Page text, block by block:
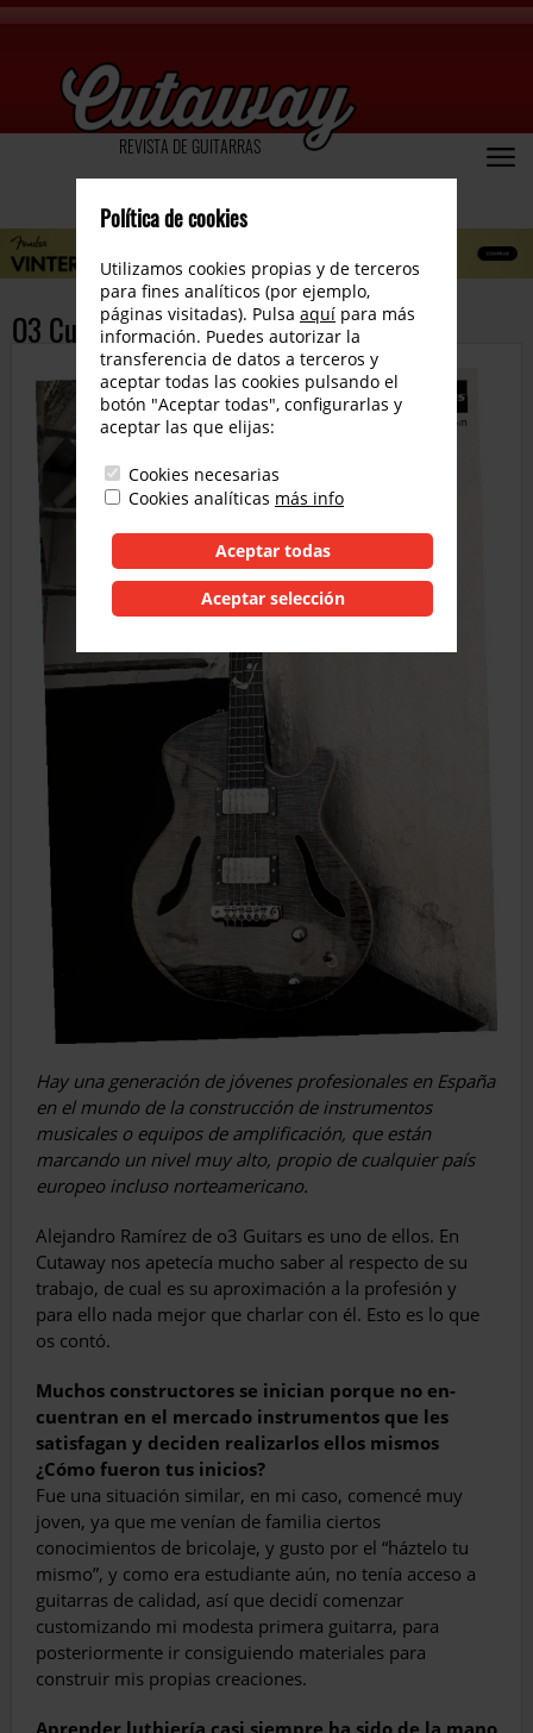
REVISTA DE GUITARRAS
O3 Custom Guitars Alejandro Ramírez
Hay una generación de jóvenes profesionales en España
en el mundo de la construcción de instrumentos
musicales o equipos de amplificación, que están
marcando un nivel muy alto, propio de cualquier país
europeo incluso norteamericano.
Alejandro Ramírez de o3 Guitars es uno de ellos. En
Cutaway nos apetecía mu­cho saber al respecto de su
trabajo, de cual es su aproximación a la profesión y
para ello nada mejor que charlar con él. Esto es lo que
os contó.
Muchos constructores se inician porque no en­
cuentran en el mercado instrumentos que les
satisfagan y deciden realizarlos ellos mismos
¿Cómo fueron tus inicios?
Fue una situación similar, en mi caso, co­mencé muy
joven, ya que me venían de familia ciertos
conocimientos de bricolaje, y gusto por el “háztelo tu
mismo”, y como era estudiante aún, no tenía acceso a
guitarras de calidad, así que decidí comenzar
customizando mi mo­desta primera guitarra, para
posteriormente ir consiguiendo materiales para
construir mis propias creaciones.
Política de cookies
Utilizamos cookies propias y de terceros
para fines analíticos (por ejemplo,
páginas visitadas). Pulsa aquí para más
información. Puedes autorizar la
transferencia de datos a terceros y
aceptar todas las cookies pulsando el
botón "Aceptar todas", configurarlas y
aceptar las que elijas:
Cookies necesarias
Cookies analíticas más info
Aceptar todas
Aceptar selección